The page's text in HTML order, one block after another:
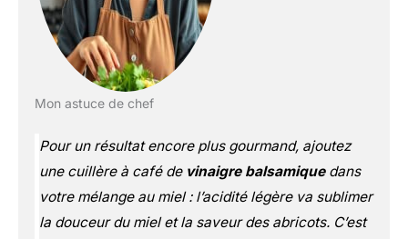
Mon astuce de chef
Pour un résultat encore plus gourmand, ajoutez
une cuillère à café de vinaigre balsamiquedans
votre mélange au miel : l’acidité légère va sublimer
la douceur du miel et la saveur des abricots. C’est